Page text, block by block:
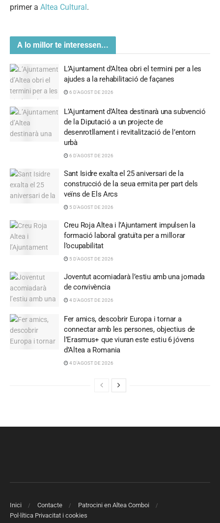
primer a Altea Cultural .
A lo millor te interessen...
L’Ajuntament d’Altea obri el termini per a les
ajudes a la rehabilitació de façanes
6 D'AGOST DE 2026
L’Ajuntament d’Altea destinarà una subvenció
de la Diputació a un projecte de
desenrotllament i revitalització de l’entorn
urbà
6 D'AGOST DE 2026
Sant Isidre exalta el 25 aniversari de la
construcció de la seua ermita per part dels
veïns de Els Arcs
5 D'AGOST DE 2026
Creu Roja Altea i l’Ajuntament impulsen la
formació laboral gratuïta per a millorar
l’ocupabilitat
5 D'AGOST DE 2026
Joventut acomiadarà l’estiu amb una jornada
de convivència
4 D'AGOST DE 2026
Fer amics, descobrir Europa i tornar a
connectar amb les persones, objectius de
l’Erasmus+ que viuran este estiu 6 jóvens
d’Altea a Romania
4 D'AGOST DE 2026
Inici Contacte
Patrocini en Altea Comboi
Pol·lítica Privacitat i cookies